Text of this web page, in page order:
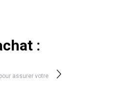
:
assurer votre